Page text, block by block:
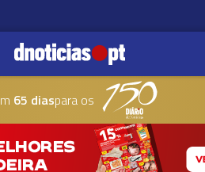
65 diaspara os